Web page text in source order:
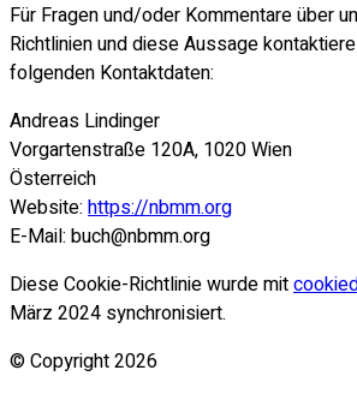
Für Fragen und/oder Kommentare über
Richtlinien und diese Aussage
folgenden Kontaktdaten:
Andreas Lindinger
Vorgartenstraße 120A, 1020 Wien
Österreich
Website: https://nbmm.org
E-Mail: buch@nbmm.org
Diese Cookie-Richtlinie wurde mit
März 2024 synchronisiert.
© Copyright2026